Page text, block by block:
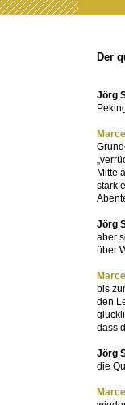
Der
Jörg
Mitte
stark
Jörg
aber
über
bis
den
dass
Jörg
die